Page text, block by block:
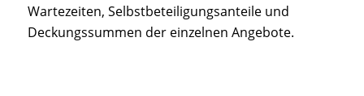
Wartezeiten, Selbstbeteiligungsanteile und
Deckungssummen der einzelnen Angebote.